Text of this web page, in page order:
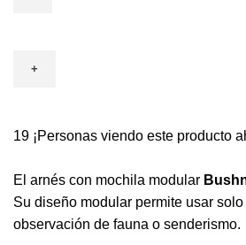
19 ¡Personas viendo este producto
El arnés con mochila modular
Su diseño modular permite usar
observación de fauna o senderismo.